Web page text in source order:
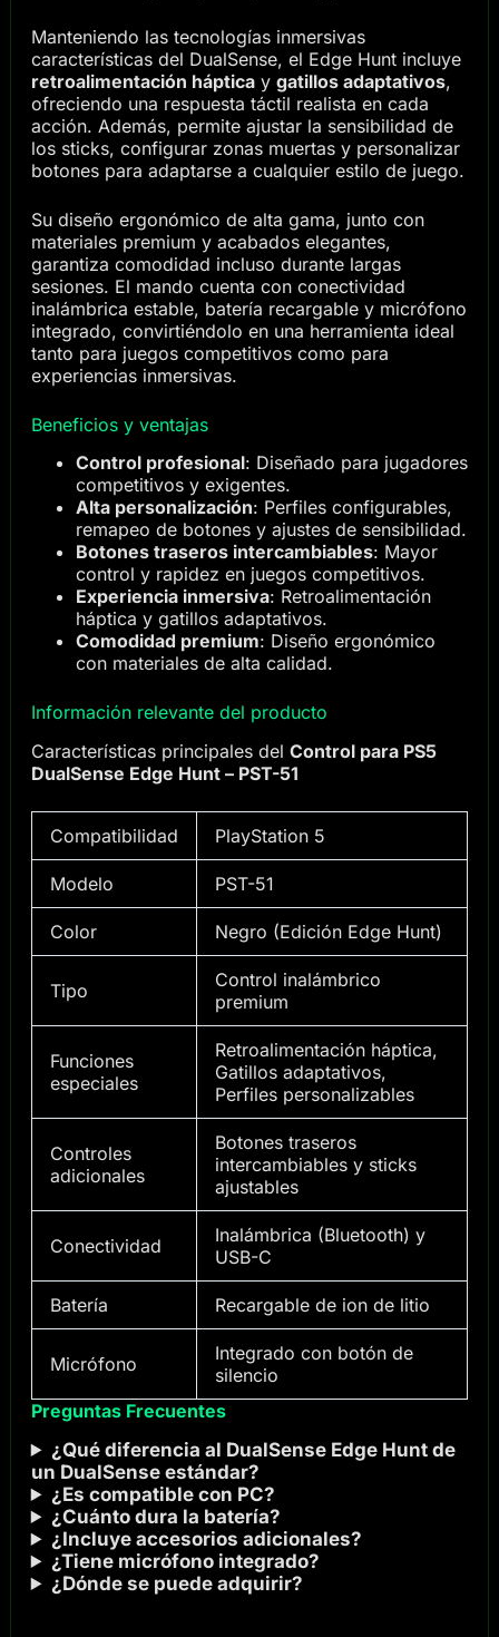
Manteniendo las tecnologías inmersivas
características del DualSense, el Edge Hunt incluye
retroalimentación hápticay gatillos adaptativos,
ofreciendo una respuesta táctil realista en cada
acción. Además, permite ajustar la sensibilidad de
los sticks, configurar zonas muertas y personalizar
botones para adaptarse a cualquier estilo de juego.
Su diseño ergonómico de alta gama, junto con
materiales premium y acabados elegantes,
garantiza comodidad incluso durante largas
sesiones. El mando cuenta con conectividad
inalámbrica estable, batería recargable y micrófono
integrado, convirtiéndolo en una herramienta ideal
tanto para juegos competitivos como para
experiencias inmersivas.
Beneficios y ventajas
Control profesional: Diseñado para jugadores
competitivos y exigentes.
Alta personalización: Perfiles configurables,
remapeo de botones y ajustes de sensibilidad.
Botones traseros intercambiables: Mayor
control y rapidez en juegos competitivos.
Experiencia inmersiva: Retroalimentación
háptica y gatillos adaptativos.
Comodidad premium: Diseño ergonómico
con materiales de alta calidad.
Información relevante del producto
Características principales del Control para PS5
DualSense Edge Hunt – PST-51
Compatibilidad PlayStation 5
Modelo PST-51
Color Negro (Edición Edge Hunt)
Tipo
Control inalámbrico
premium
Funciones
especiales
Retroalimentación háptica,
Gatillos adaptativos,
Perfiles personalizables
Controles
adicionales
Botones traseros
intercambiables y sticks
ajustables
Conectividad
Inalámbrica (Bluetooth) y
USB-C
Batería Recargable de ion de litio
Micrófono
Integrado con botón de
silencio
Preguntas Frecuentes
¿Qué diferencia al DualSense Edge Hunt de
un DualSense estándar?
¿Es compatible con PC?
¿Cuánto dura la batería?
¿Incluye accesorios adicionales?
¿Tiene micrófono integrado?
¿Dónde se puede adquirir?